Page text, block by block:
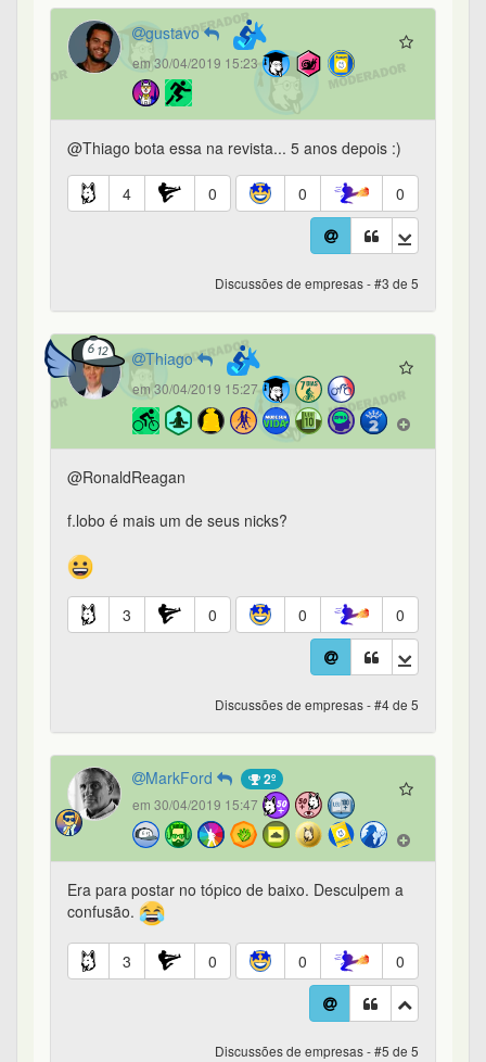
gustavo
em 30/04/2019 15:23
@Thiago bota essa na revista... 5 anos depois :)
4 0 0 0
Discussões de empresas - #3 de 5
Thiago
em 30/04/2019 15:27
@RonaldReagan
f.lobo é mais um de seus nicks?
3 0 0 0
Discussões de empresas - #4 de 5
MarkFord 2º
em 30/04/2019 15:47
Era para postar no tópico de baixo. Desculpem a
confusão.
3 0 0 0
Discussões de empresas - #5 de 5